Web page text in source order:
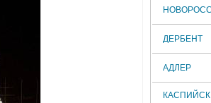
ДЕРБЕНТ
АДЛЕР
КАСПИЙСК